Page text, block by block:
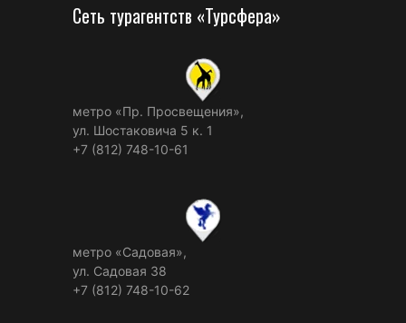
Сеть турагентств «Турсфера»
метро «Пр. Просвещения»,
ул. Шостаковича 5 к. 1
+7 (812) 748-10-61
метро «Садовая»,
ул. Садовая 38
+7 (812) 748-10-62